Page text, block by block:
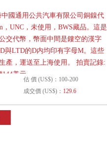
中國通用公共汽車有限公司銅鎳代
，UNC，未使用，BWS藏品。這是
交代幣，幣面中間是鏤空的漢字
與LTD的D内均印有字母M。這些
產，運送至上海使用。 拍賣記錄:
144美元
估 價 (US$)：100-200
成交價 (US$)： 129.6